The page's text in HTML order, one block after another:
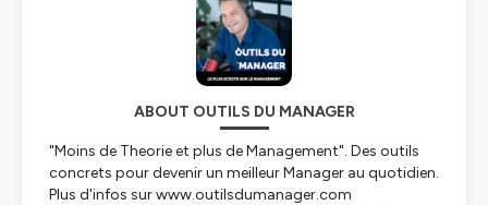
ABOUT OUTILS DU MANAGER
"Moins de Theorie et plus de Management". Des outils
concrets pour devenir un meilleur Manager au quotidien.
Plus d'infos sur www.outilsdumanager.com